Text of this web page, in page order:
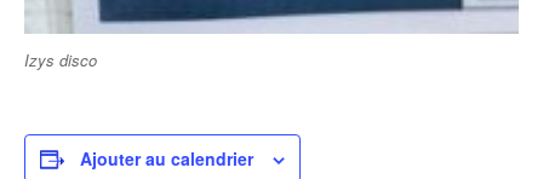
Izys disco
Ajouter au calendrier